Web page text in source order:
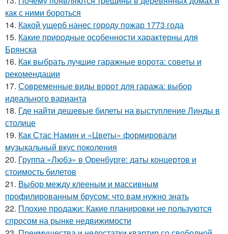
как с ними бороться
14. Какой ущерб нанес городу пожар 1773 года
15. Какие природные особенности характерны для
Брянска
16. Как выбрать лучшие гаражные ворота: советы и
рекомендации
17. Современные виды ворот для гаража: выбор
идеального варианта
18. Где найти дешевые билеты на выступление Линды в
столице
19. Как Стас Намин и «Цветы» формировали
музыкальный вкус поколения
20. Группа «Любэ» в Оренбурге: даты концертов и
стоимость билетов
21. Выбор между клееным и массивным
профилированным брусом: что вам нужно знать
22. Плохие продажи: Какие планировки не пользуются
спросом на рынке недвижимости